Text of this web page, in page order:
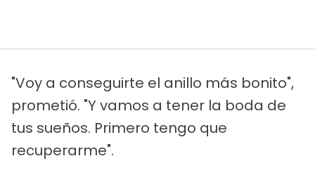
"Voy a conseguirte el anillo más bonito",
prometió. "Y vamos a tener la boda de
tus sueños. Primero tengo que
recuperarme".